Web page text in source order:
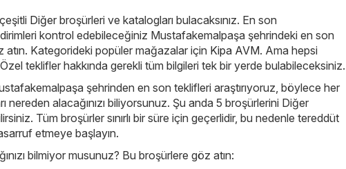
Diğer broşürleri ve katalogları bulacaksınız. En son
kontrol edebileceğiniz Mustafakemalpaşa şehrindeki en son
atın. Kategorideki popüler mağazalar için Kipa AVM. Ama hepsi
Özel teklifler hakkında gerekli tüm bilgileri tek bir yerde bulabileceksiniz.
şehrinden en son teklifleri araştırıyoruz, böylece her
nereden alacağınızı biliyorsunuz. Şu anda 5 broşürlerini Diğer
Tüm broşürler sınırlı bir süre için geçerlidir, bu nedenle tereddüt
etmeye başlayın.
bilmiyor musunuz? Bu broşürlere göz atın: